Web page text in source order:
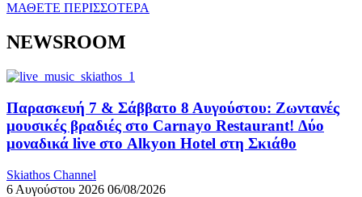
ΜΑΘΕΤΕ ΠΕΡΙΣΣΟΤΕΡΑ
NEWSROOM
Παρασκευή 7 & Σάββατο 8 Αυγούστου: Ζωντανές
μουσικές βραδιές στο Carnayo Restaurant! Δύο
μοναδικά live στο Alkyon Hotel στη Σκιάθο
Skiathos Channel
6 Αυγούστου 2026 06/08/2026